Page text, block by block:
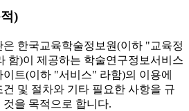
)
은 한국교육학술정보원(이하 "교육정
함)이 제공하는 학술연구정보서비스
이트(이하 "서비스" 라함)의 이용에
건 및 절차와 기타 필요한 사항을 규
것을 목적으로 합니다.